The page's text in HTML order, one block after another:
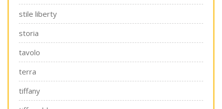
stile liberty
storia
tavolo
terra
tiffany